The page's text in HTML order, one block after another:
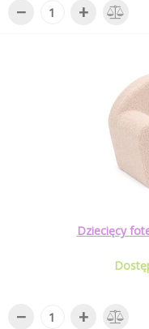
− +
Dziecięcy
− +